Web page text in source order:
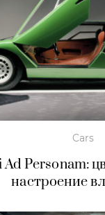
Cars
Personam:
настроение